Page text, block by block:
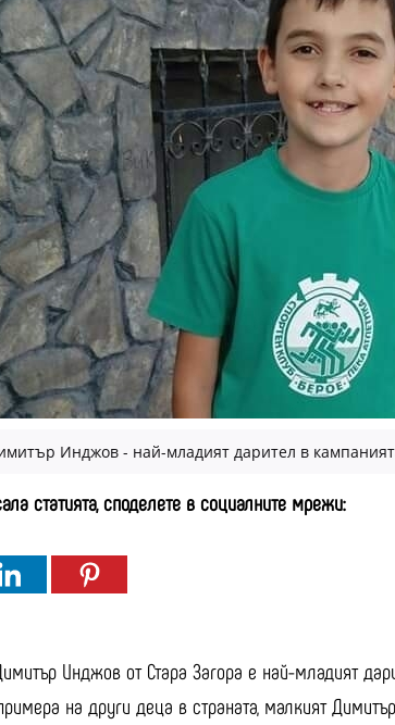
Инджов - най-младият дарител в
статията, споделете в социалните мрежи:
Инджов от Стара Загора е най-младият
на други деца в страната, малкият